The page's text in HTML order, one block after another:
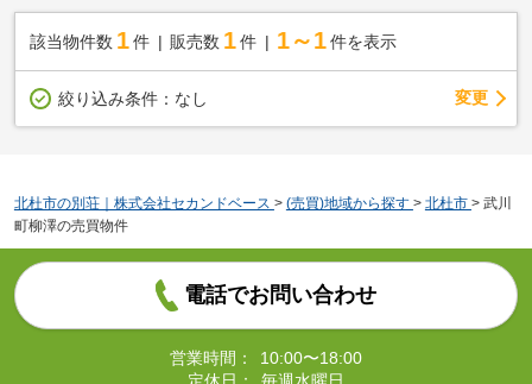
該当物件数 1件 販売数 1 件 1～1 件を表示
絞り込み条件： なし 変更
北杜市の別荘｜株式会社セカンドベース > (売買)地域から探す > 北杜市 > 武川
町柳澤の売買物件
電話でお問い合わせ
営業時間：
10:00〜18:00